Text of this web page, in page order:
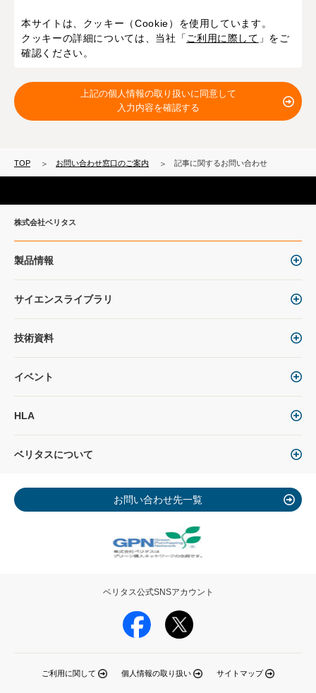
本サイトは、クッキー（Cookie）を使用しています。
クッキーの詳細については、当社「 ご利用に際して 」をご
確認ください。
上記の個人情報の取り扱いに同意して
入力内容を確認する
TOP お問い合わせ窓口のご案内 記事に関するお問い合わせ
株式会社ベリタス
製品情報
サイエンスライブラリ
技術資料
イベント
HLA
ベリタスについて
お問い合わせ先一覧
ご利用に関して 個人情報の取り扱い サイトマップ
ベリタス公式SNSアカウント